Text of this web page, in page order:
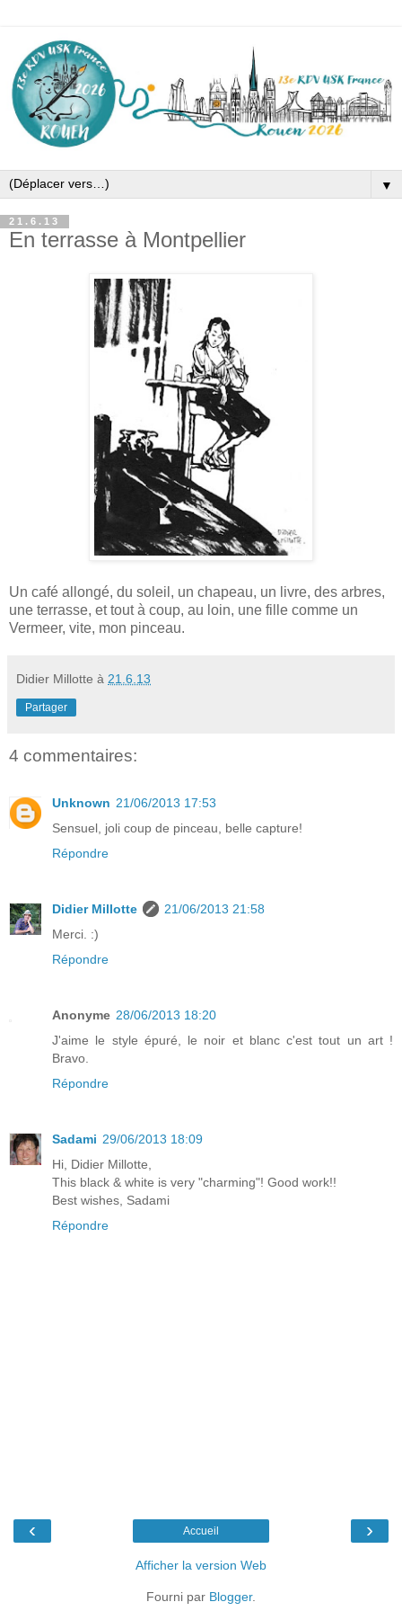
▼
21.6.13
En terrasse à Montpellier
Un café allongé, du soleil, un chapeau, un livre, des arbres,
une terrasse, et tout à coup, au loin, une fille comme un
Vermeer, vite, mon pinceau.
Didier Millotte à 21.6.13
Partager
4 commentaires:
Unknown 21/06/2013 17:53
Sensuel, joli coup de pinceau, belle capture!
Répondre
Didier Millotte
21/06/2013 21:58
Merci. :)
Répondre
Anonyme 28/06/2013 18:20
J'aime le style épuré, le noir et blanc c'est tout un art !
Bravo.
Répondre
Sadami 29/06/2013 18:09
Hi, Didier Millotte,
This black & white is very "charming"! Good work!!
Best wishes, Sadami
Répondre
‹ ›
Accueil
Afficher la version Web
Fourni par Blogger.